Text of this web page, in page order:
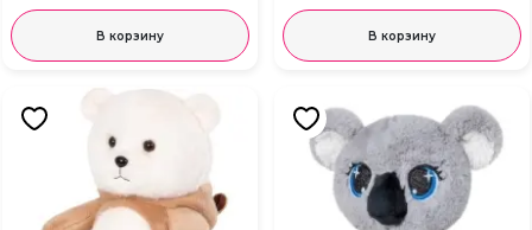
В корзину В корзину